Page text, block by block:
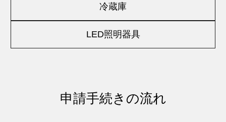
冷蔵庫
LED照明器具
申請手続きの流れ